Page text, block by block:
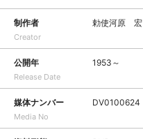
制作者
Creator
勅使河原 宏
公開年
Release Date
1953～
媒体ナンバー
Media No
DV0100624